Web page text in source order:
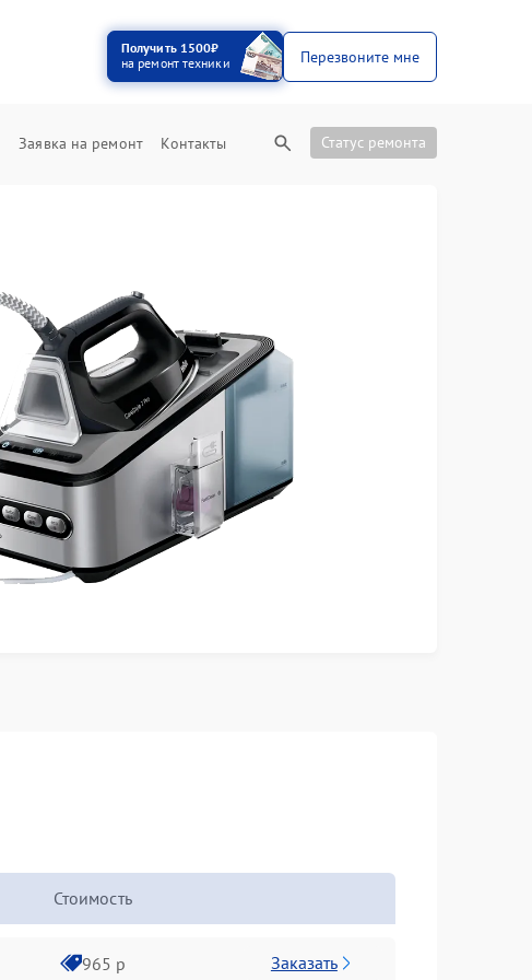
Получить 1500₽
на ремонт техники
Перезвоните мне
Заявка на ремонт Контакты Статус ремонта
Стоимость
965 р Заказать